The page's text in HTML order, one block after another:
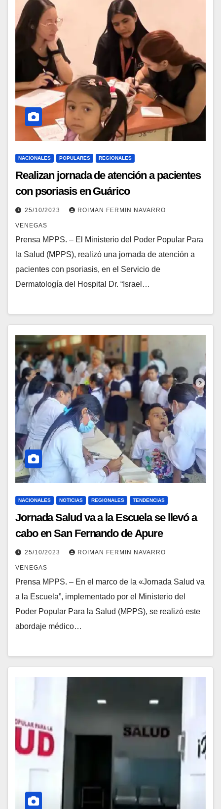
NACIONALES POPULARES REGIONALES
Realizan jornada de atención a pacientes
con psoriasis en Guárico
25/10/2023 ROIMAN FERMIN NAVARRO
VENEGAS
Prensa MPPS. – El Ministerio del Poder Popular Para
la Salud (MPPS), realizó una jornada de atención a
pacientes con psoriasis, en el Servicio de
Dermatología del Hospital Dr. “Israel…
NACIONALES NOTICIAS REGIONALES TENDENCIAS
Jornada Salud va a la Escuela se llevó a
cabo en San Fernando de Apure
25/10/2023 ROIMAN FERMIN NAVARRO
VENEGAS
Prensa MPPS. – En el marco de la «Jornada Salud va
a la Escuela”, implementado por el Ministerio del
Poder Popular Para la Salud (MPPS), se realizó este
abordaje médico…